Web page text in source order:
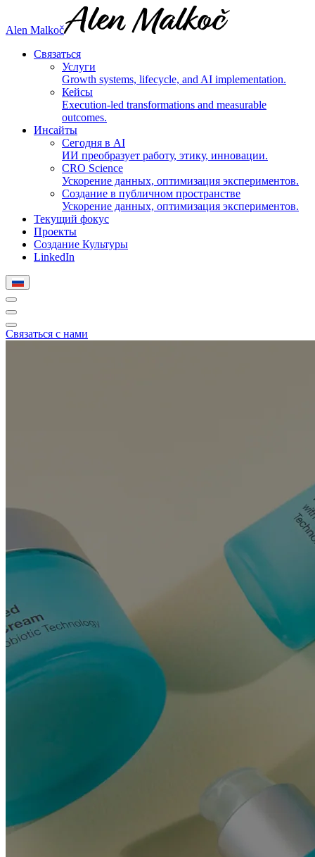
Alen Malkoč
Связаться
Услуги
Growth systems, lifecycle, and AI implementation.
Кейсы
Execution-led transformations and measurable
outcomes.
Инсайты
Сегодня в AI
ИИ преобразует работу, этику, инновации.
CRO Science
Ускорение данных, оптимизация экспериментов.
Создание в публичном пространстве
Ускорение данных, оптимизация экспериментов.
Текущий фокус
Проекты
Создание Культуры
LinkedIn
Связаться с нами